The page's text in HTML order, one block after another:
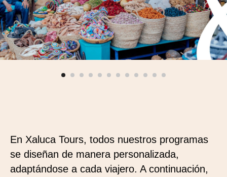
En Xaluca Tours, todos nuestros programas
se diseñan de manera personalizada,
adaptándose a cada viajero. A continuación,